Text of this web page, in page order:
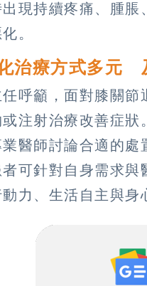
現持續疼痛、腫
。
治療方式多元
任呼籲，面對膝關
注射治療改善症
醫師討論合適的
可針對自身需求與
力、生活自主與身